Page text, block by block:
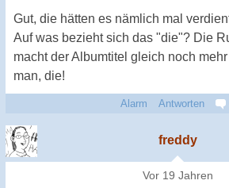
Gut, die hätten es nämlich mal
Auf was bezieht sich das "die"? Die
macht der Albumtitel gleich noch
man, die!
Alarm Antworten
freddy
Vor 19 Jahren